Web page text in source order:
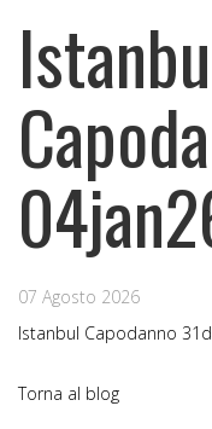
07 Agosto 2026
Istanbul Capodanno
Torna al blog